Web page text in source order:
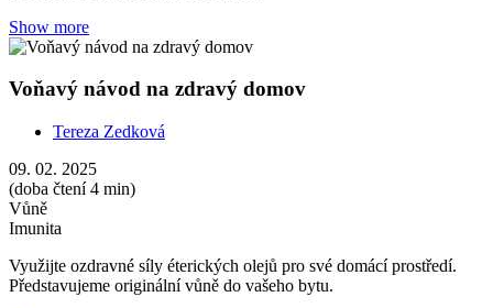
Show more
Voňavý návod na zdravý domov
Tereza Zedková
09. 02. 2025
(doba čtení 4 min)
Vůně
Imunita
Využijte ozdravné síly éterických olejů pro své domácí prostředí.
Představujeme originální vůně do vašeho bytu.